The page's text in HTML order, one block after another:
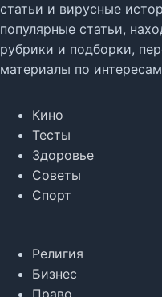
статьи и вирусные
популярные статьи,
рубрики и подборки,
материалы по
Кино
Тесты
Здоровье
Советы
Спорт
Религия
Бизнес